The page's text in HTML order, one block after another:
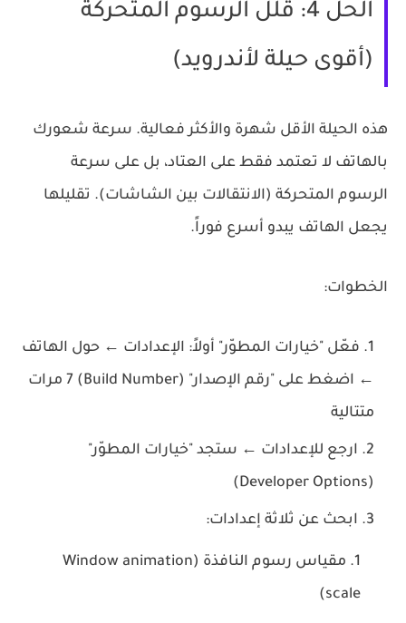
الحل 4: قلّل الرسوم المتحركة
(أقوى حيلة لأندرويد)
هذه الحيلة الأقل شهرة والأكثر فعالية. سرعة شعورك
بالهاتف لا تعتمد فقط على العتاد، بل على سرعة
الرسوم المتحركة (الانتقالات بين الشاشات). تقليلها
يجعل الهاتف يبدو أسرع فوراً.
الخطوات:
فعّل "خيارات المطوّر" أولاً: الإعدادات ← حول الهاتف
← اضغط على "رقم الإصدار" (Build Number)
7 مرات
متتالية
ارجع للإعدادات ← ستجد "خيارات المطوّر"
(Developer Options)
ابحث عن ثلاثة إعدادات:
مقياس رسوم النافذة (Window animation
scale)